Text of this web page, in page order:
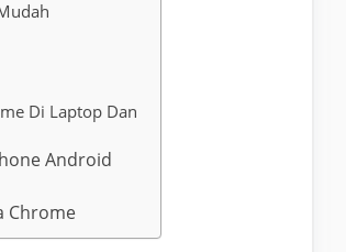
Di Laptop Dan
Android
Chrome